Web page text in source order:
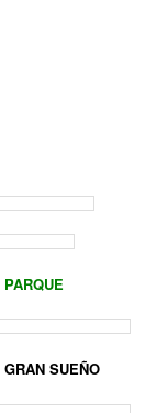
GRAN SUEÑO